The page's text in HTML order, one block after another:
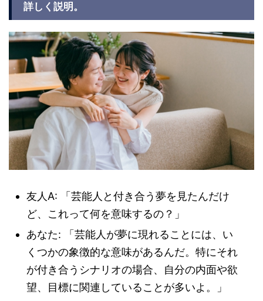
詳しく説明。
友人A: 「芸能人と付き合う夢を見たんだけ
ど、これって何を意味するの？」
あなた: 「芸能人が夢に現れることには、い
くつかの象徴的な意味があるんだ。特にそれ
が付き合うシナリオの場合、自分の内面や欲
望、目標に関連していることが多いよ。」